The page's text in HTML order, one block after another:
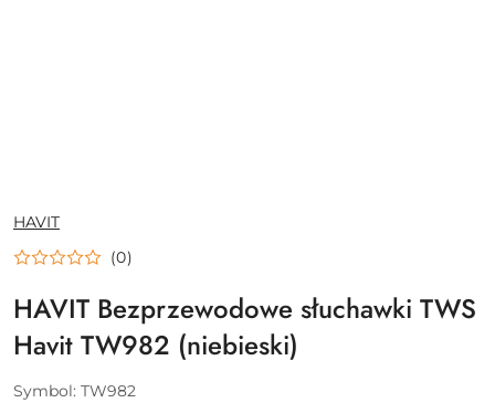
NAZWA
PRODUCENTA:
HAVIT
(0)
HAVIT Bezprzewodowe słuchawki TWS
Havit TW982 (niebieski)
Symbol: TW982